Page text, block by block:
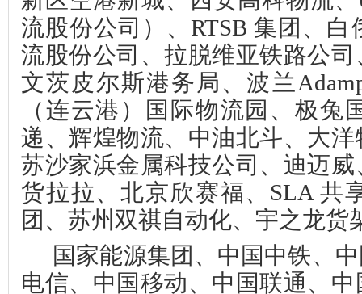
流股份公司）、RTSB 集团、
流股份公司、拉脱维亚铁路公
文茨皮尔斯港务局、波兰
（连云港）国际物流园、极兔
递、辉煌物流、中油北斗、大
苏沙家浜金属科技公司、迪迈
货拉拉、北京欣赛福、SLA 共
团、苏州双祺自动化、宇之龙货
国家能源集团、中国中铁、
电信、中国移动、中国联通、